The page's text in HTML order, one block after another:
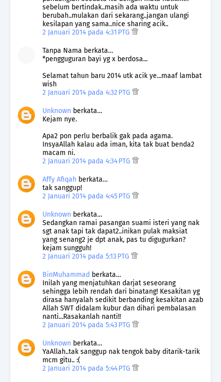
sebelum bertindak..masih ada waktu untuk
berubah..mulakan dari sekarang..jangan ulangi
kesilapan yang sama..nice sharing acik..
2 Januari 2014 pada 4:31 PTG
Tanpa Nama berkata…
*pengguguran bayi yg x berdosa...
Selamat tahun baru 2014 utk acik ye...maaf lambat
wish
2 Januari 2014 pada 4:32 PTG
Unknown berkata…
Kejam nye.
Apa2 pon perlu berbalik gak pada agama.
InsyaAllah kalau ada iman, kita tak buat benda2
macam ni.
2 Januari 2014 pada 4:34 PTG
Affy Afiqah berkata…
tak sanggup!
2 Januari 2014 pada 4:45 PTG
Unknown berkata…
Sedangkan ramai pasangan suami isteri yang nak
sgt anak tapi tak dapat2..inikan pulak maksiat
yang senang2 je dpt anak, pas tu digugurkan?
kejam sungguh!
2 Januari 2014 pada 5:13 PTG
BinMuhammad berkata…
Inilah yang menjatuhkan darjat seseorang
sehingga lebih rendah dari binatang! Kesakitan yg
dirasa hanyalah sedikit berbanding kesakitan azab
Allah SWT didalam kubur dan dihari pembalasan
nanti...Rasakanlah nanti!!
2 Januari 2014 pada 5:43 PTG
Unknown berkata…
YaAllah..tak sanggup nak tengok baby ditarik-tarik
mcm gitu.. :(
2 Januari 2014 pada 5:44 PTG